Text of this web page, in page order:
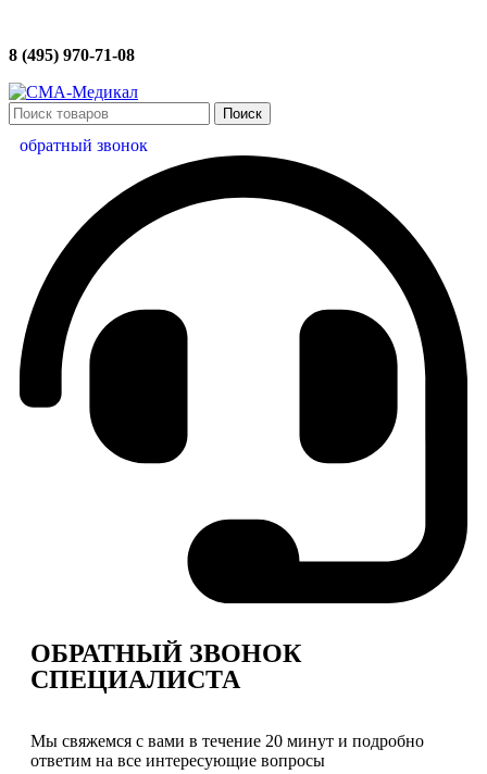
8 (495) 970-71-08
Поиск
обратный звонок
ОБРАТНЫЙ ЗВОНОК
СПЕЦИАЛИСТА
Мы свяжемся с вами в течение 20 минут и подробно
ответим на все интересующие вопросы